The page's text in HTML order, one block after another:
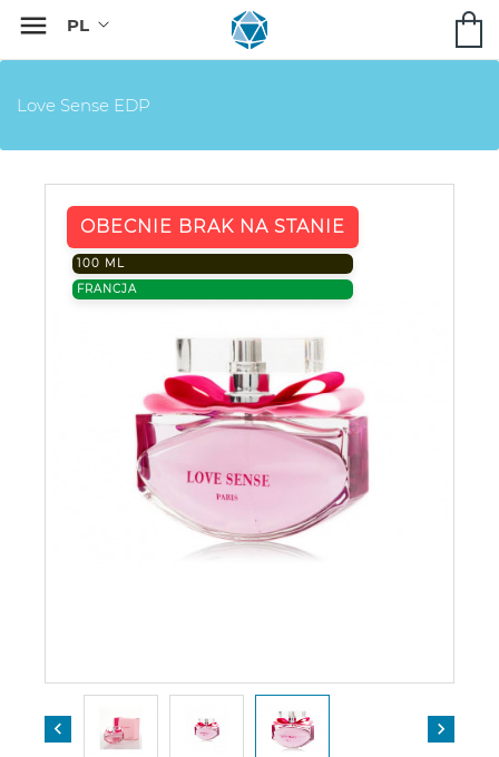

Love Sense EDP
OBECNIE BRAK NA STANIE
100 ML
FRANCJA
 